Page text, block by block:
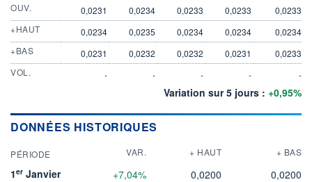
OUV.
0,0231 0,0234 0,0233 0,0233
0,0233
+HAUT
0,0234 0,0235 0,0234 0,0234
0,0234
+BAS
0,0231 0,0232 0,0232 0,0231
0,0233
VOL.
- - - - -
Variation sur 5 jours : +0,95%
DONNÉES HISTORIQUES
PÉRIODE VAR. + HAUT + BAS
1er Janvier +7,04% 0,0200
0,0200